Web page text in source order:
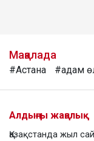
Мақалада
#Астана #адам
Алдыңғы жаңалық
Қазақстанда жыл